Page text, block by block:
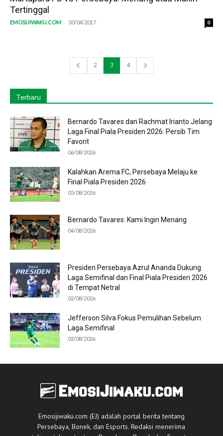
Tertinggal
EMOSIJIWAKU.COM - 30/04/2017 0
2 3 4
Terbaru
Bernardo Tavares dan Rachmat Irianto Jelang
Laga Final Piala Presiden 2026: Persib Tim
Favorit
06/08/2026
Kalahkan Arema FC, Persebaya Melaju ke
Final Piala Presiden 2026
05/08/2026
Bernardo Tavares: Kami Ingin Menang
04/08/2026
Presiden Persebaya Azrul Ananda Dukung
Laga Semifinal dan Final Piala Presiden 2026
di Tempat Netral
02/08/2026
Jefferson Silva Fokus Pemulihan Sebelum
Laga Semifinal
02/08/2026
Emosijiwaku.com (EJ) adalah portal berita tentang
Persebaya, Bonek, dan Esports. Redaksi menerima